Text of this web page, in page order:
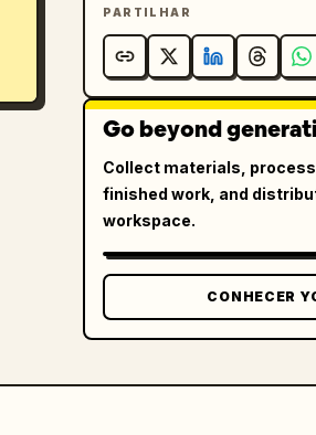
PARTILHAR
Go beyond
Collect materials,
finished work, and
workspace.
CONHECER